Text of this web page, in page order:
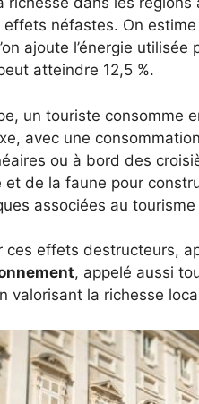
néfastes. On
ajoute l’énergie
atteindre 12,5 %.
un touriste consomme
avec une
ou à bord des
de la faune pour
associées au
effets destructeurs,
, appelé aussi
valorisant la richesse